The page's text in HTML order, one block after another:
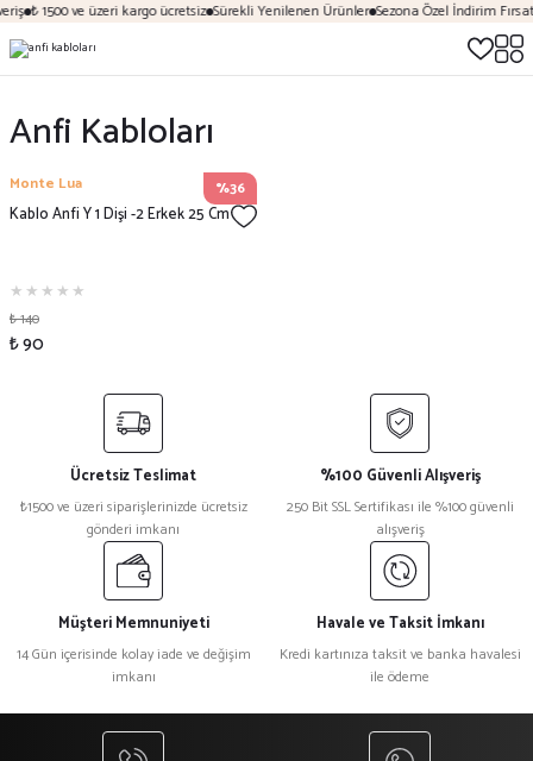
₺ 1500 ve üzeri kargo ücretsiz Sürekli Yenilenen Ürünler Sezona Özel İndirim
Anfi Kabloları
%36
Monte Lua
Kablo Anfi Y 1 Dişi -2 Erkek 25 Cm
₺ 140
₺ 90
Ücretsiz Teslimat
₺1500 ve üzeri siparişlerinizde ücretsiz
gönderi imkanı
%100 Güvenli Alışveriş
250 Bit SSL Sertifikası ile %100 güvenli
alışveriş
Müşteri Memnuniyeti
14 Gün içerisinde kolay iade ve değişim
imkanı
Havale ve Taksit İmkanı
Kredi kartınıza taksit ve banka havalesi
ile ödeme